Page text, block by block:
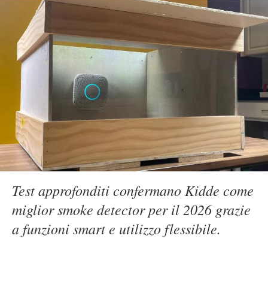
Test approfonditi confermano Kidde come
miglior smoke detector per il 2026 grazie
a funzioni smart e utilizzo flessibile.